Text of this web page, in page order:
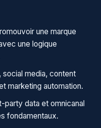
une marque
une logique
social media, content
marketing automation.
party data et omnicanal
fondamentaux.